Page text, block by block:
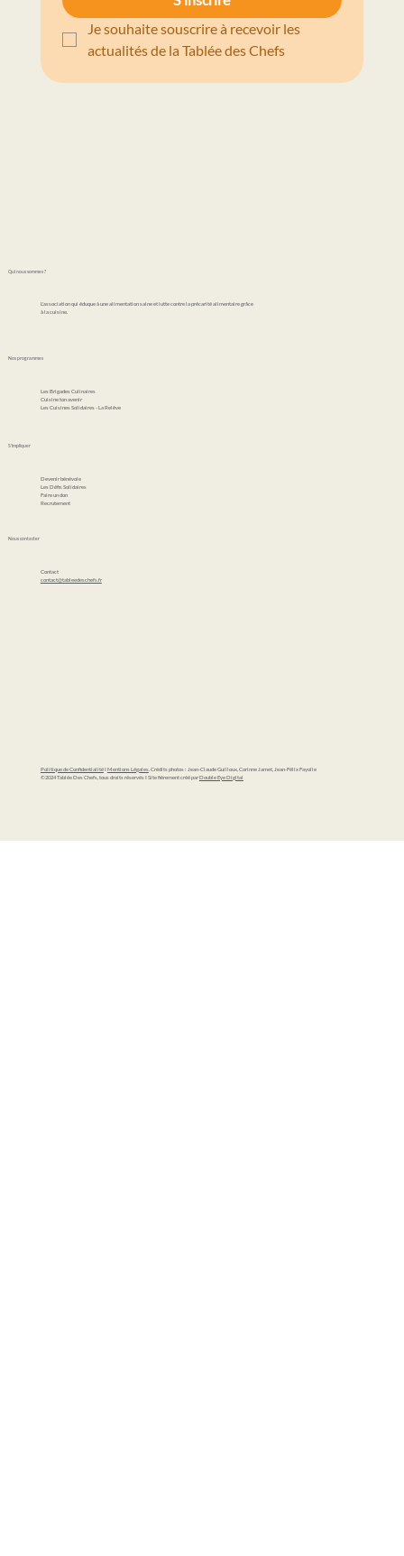
Je souhaite souscrire à recevoir les
actualités de la Tablée des Chefs
Qui nous sommes ?
L'association qui éduque à une alimentation saine et lutte contre la précarité alimentaire grâce
à la cuisine.
Nos programmes
Les Brigades Culinaires
Cuisine ton avenir
Les Cuisines Solidaires - La Relève
S'impliquer
Devenir bénévole
Les Défis Solidaires
Faire un don
Recrutement
Nous contacter
Contact
contact@tableedeschefs.fr
Politique de ConfidentialitéIMentions Légales . Crédits photos : Jean-Claude Guilloux, Corinne Jamet, Jean-Félix Fayolle
©2024 Tablée Des Chefs, tous droits réservés I Site fièrement créé parDouble Eye Digital